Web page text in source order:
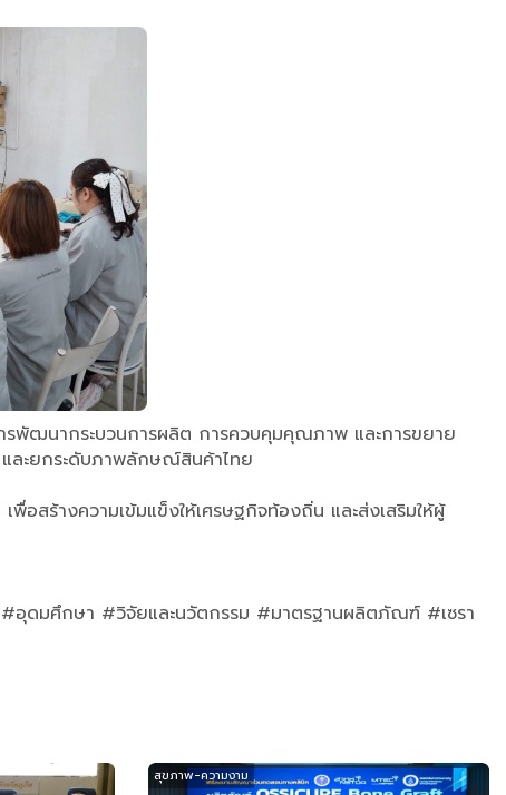
พัฒนากระบวนการผลิต การควบคุมคุณภาพ และการขยาย
ละยกระดับภาพลักษณ์สินค้าไทย
อสร้างความเข้มแข็งให้เศรษฐกิจท้องถิ่น และส่งเสริมให้ผู้
อุดมศึกษา #วิจัยและนวัตกรรม #มาตรฐานผลิตภัณฑ์ #เซรา
สุขภาพ-ความงาม